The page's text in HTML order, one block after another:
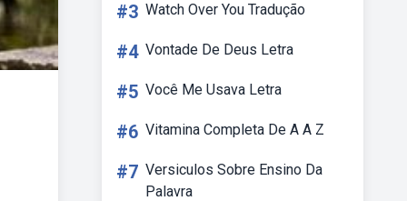
#3 Watch Over You Tradução
#4 Vontade De Deus Letra
#5 Você Me Usava Letra
#6 Vitamina Completa De A A Z
#7 Versiculos Sobre Ensino Da
Palavra